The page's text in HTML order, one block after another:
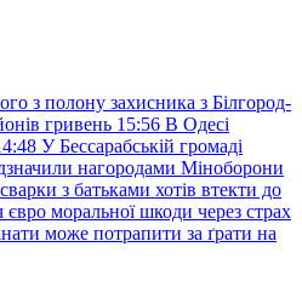
з полону захисника з Білгород-
гривень 15:56 В Одесі
У Бессарабській громаді
нагородами Міноборони
з батьками хотів втекти до
моральної шкоди через страх
може потрапити за ґрати на